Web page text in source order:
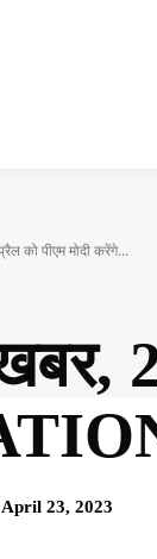
को पीएम मोदी करेंगे...
April 23, 2023